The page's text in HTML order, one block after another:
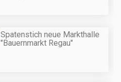
Spatenstich neue Markthalle
"Bauernmarkt Regau"